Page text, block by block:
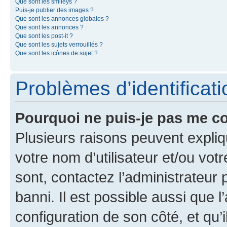
Puis-je publier des images ?
Que sont les annonces globales ?
Que sont les annonces ?
Que sont les post-it ?
Que sont les sujets verrouillés ?
Que sont les icônes de sujet ?
Problèmes
Pourquoi ne puis-je pas me
Plusieurs raisons peuvent
votre nom d’utilisateur et/ou
sont, contactez l’administrateur
banni. Il est possible aussi que
configuration de son côté, et